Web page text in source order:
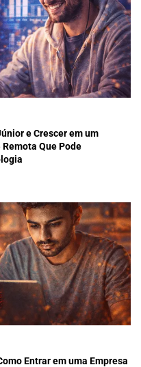
e Crescer em um
Que Pode
Entrar em uma Empresa